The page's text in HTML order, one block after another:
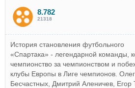
8.782
21318
История становления футбольного
«Спартака» - легендарной команды,
чемпионство за чемпионством и
клубы Европы в Лиге чемпионов.
Бесчастных, Дмитрий Аленичев, Егор